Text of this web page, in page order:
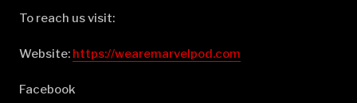
To reach us visit:
Website: ⁠⁠⁠⁠⁠⁠⁠⁠⁠⁠⁠⁠⁠⁠⁠⁠⁠⁠⁠⁠⁠⁠⁠⁠⁠⁠⁠⁠⁠⁠⁠⁠⁠⁠⁠⁠⁠⁠⁠⁠https://wearemarvelpod.com⁠⁠⁠⁠⁠⁠⁠⁠⁠⁠⁠⁠⁠⁠⁠⁠⁠⁠⁠⁠⁠⁠⁠⁠⁠⁠⁠⁠⁠⁠⁠⁠⁠⁠⁠⁠⁠⁠⁠⁠
Facebook